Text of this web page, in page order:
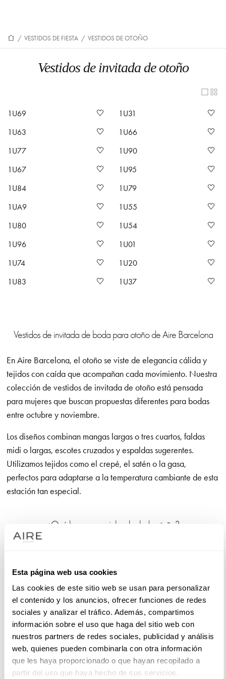
Esta página web usa cookies
Las cookies de este sitio web se usan para personalizar
el contenido y los anuncios, ofrecer funciones de redes
sociales y analizar el tráfico. Además, compartimos
información sobre el uso que haga del sitio web con
nuestros partners de redes sociales, publicidad y análisis
web, quienes pueden combinarla con otra información
que les haya proporcionado o que hayan recopilado a
partir del uso que haya hecho de sus servicios.
/ VESTIDOS DE FIESTA / VESTIDOS DE OTOÑO
Vestidos de invitada de otoño
1U69
1U31
1U63
1U66
1U77
1U90
1U67
1U95
1U84
1U79
1UA9
1U55
1U80
1U54
1U96
1U01
1U74
1U20
1U83
1U37
Vestidos de invitada de boda para otoño de Aire Barcelona
En Aire Barcelona, el otoño se viste de elegancia cálida y
tejidos con caída que acompañan cada movimiento. Nuestra
colección de vestidos de invitada de otoño está pensada
para mujeres que buscan propuestas diferentes para bodas
entre octubre y noviembre.
Los diseños combinan mangas largas o tres cuartos, faldas
midi o largas, escotes cruzados y espaldas sugerentes.
Utilizamos tejidos como el crepé, el satén o la gasa,
perfectos para adaptarse a la temperatura cambiante de esta
estación tan especial.
¿Qué hace especial un look de otoño?
movimiento y personalidad al conjunto.
Para eventos de día, puedes optar por un vestido de invitada
para boda en octubre en largo midi con estampado floral
tenue o en tonos empolvados. Para bodas más formales,
destacan los vestidos de boda de otoño con manga larga y
cortes más estructurados, perfectos para combinar con estolas
o abrigos ligeros.